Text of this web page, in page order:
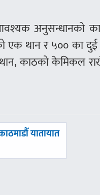
अनुसन्धानको
थान र ५०० का दुई
काठको केमिकल
यातायात